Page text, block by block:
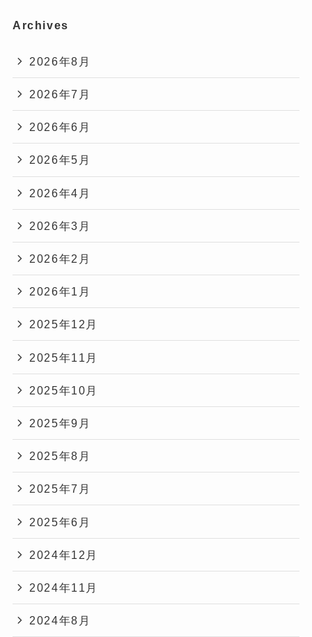
Archives
2026年8月
2026年7月
2026年6月
2026年5月
2026年4月
2026年3月
2026年2月
2026年1月
2025年12月
2025年11月
2025年10月
2025年9月
2025年8月
2025年7月
2025年6月
2024年12月
2024年11月
2024年8月